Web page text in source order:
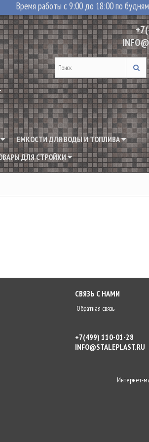
Время работы с 9:00 до 18:00 по будням
ЕМКОСТИ ДЛЯ ВОДЫ И ТОПЛИВА
ДЛЯ СТРОЙКИ
СВЯЗЬ С НАМИ
Обратная связь
+7(499) 110-01-28
INFO@STALEPLAST.RU
Интернет-